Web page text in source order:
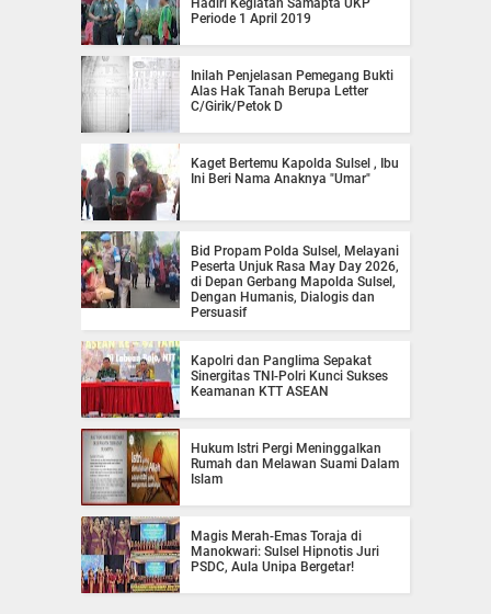
Hadiri Kegiatan Samapta UKP
Periode 1 April 2019
Inilah Penjelasan Pemegang Bukti
Alas Hak Tanah Berupa Letter
C/Girik/Petok D
Kaget Bertemu Kapolda Sulsel , Ibu
Ini Beri Nama Anaknya "Umar"
Bid Propam Polda Sulsel, Melayani
Peserta Unjuk Rasa May Day 2026,
di Depan Gerbang Mapolda Sulsel,
Dengan Humanis, Dialogis dan
Persuasif
Kapolri dan Panglima Sepakat
Sinergitas TNI-Polri Kunci Sukses
Keamanan KTT ASEAN
Hukum Istri Pergi Meninggalkan
Rumah dan Melawan Suami Dalam
Islam
Magis Merah-Emas Toraja di
Manokwari: Sulsel Hipnotis Juri
PSDC, Aula Unipa Bergetar!